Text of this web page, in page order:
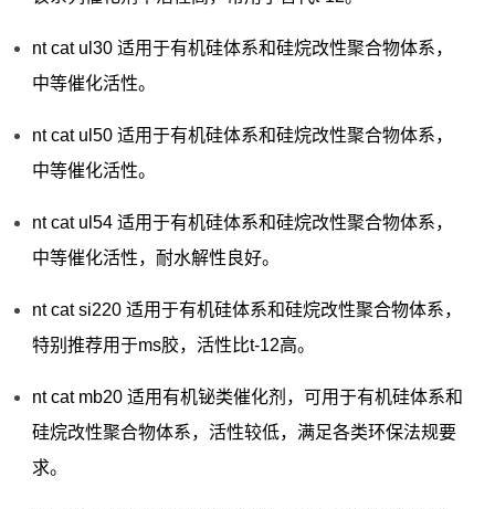
nt cat ul30 适用于有机硅体系和硅烷改性聚合物体系，
中等催化活性。
nt cat ul50 适用于有机硅体系和硅烷改性聚合物体系，
中等催化活性。
nt cat ul54 适用于有机硅体系和硅烷改性聚合物体系，
中等催化活性，耐水解性良好。
nt cat si220 适用于有机硅体系和硅烷改性聚合物体系，
特别推荐用于ms胶，活性比t-12高。
nt cat mb20 适用有机铋类催化剂，可用于有机硅体系和
硅烷改性聚合物体系，活性较低，满足各类环保法规要
求。